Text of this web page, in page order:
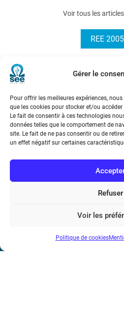
Gérer le
Pour offrir les meilleures expériences,
que les cookies pour stocker et/ou
Le fait de consentir à ces technologies
données telles que le comportement de
site. Le fait de ne pas consentir ou de
un effet négatif sur certaines
Refuser
Voir les
Politique de cookies
Voir tous les
REE
Société de l’Electricité, de
de l’Information et de la
17 rue de l’Amiral Hamelin75116
Métro : « Boissière » Ligne 6 et «
communautaire : FR44 785 393